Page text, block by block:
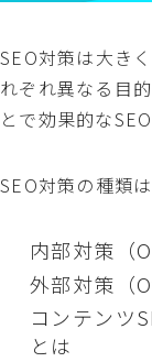
SEO対策は大き
れぞれ異なる目
とで効果的な
SEO対策の種類
内部対策（
外部対策（
コンテンツ
とは